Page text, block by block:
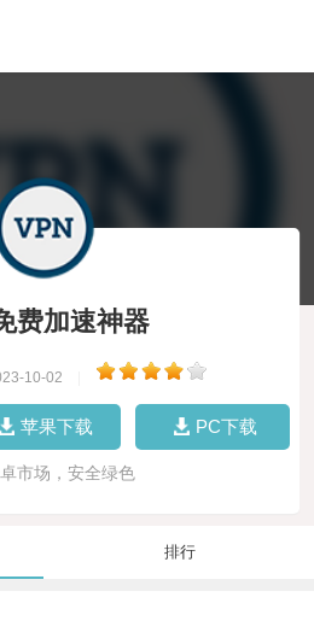
费加速神器
10-02
苹果下载 PC下载
市场，安全绿色
排行